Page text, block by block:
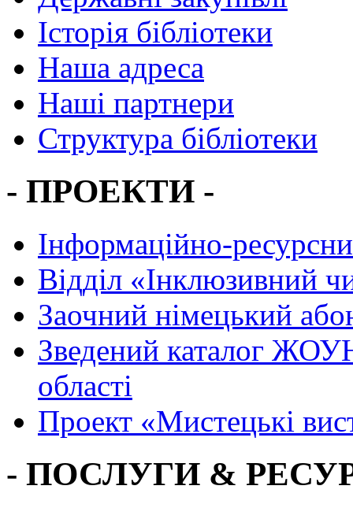
Історія бібліотеки
Наша адреса
Наші партнери
Структура бібліотеки
- ПРОЕКТИ -
Інформаційно-
Вiддiл «Інклюзивний
Заочний німецький
Зведений каталог
області
Проект «Мистецькі
- ПОСЛУГИ &